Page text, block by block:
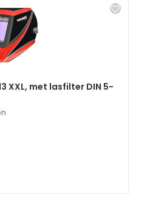
XXL, met lasfilter DIN 5-